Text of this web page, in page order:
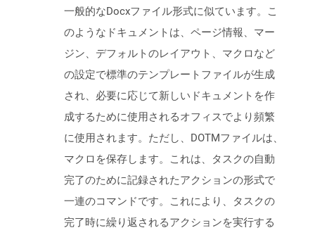
一般的なDocxファイル形式に似ています。こ
のようなドキュメントは、ページ情報、マー
ジン、デフォルトのレイアウト、マクロなど
の設定で標準のテンプレートファイルが生成
され、必要に応じて新しいドキュメントを作
成するために使用されるオフィスでより頻繁
に使用されます。ただし、DOTMファイルは、
マクロを保存します。これは、タスクの自動
完了のために記録されたアクションの形式で
一連のコマンドです。これにより、タスクの
完了時に繰り返されるアクションを実行する